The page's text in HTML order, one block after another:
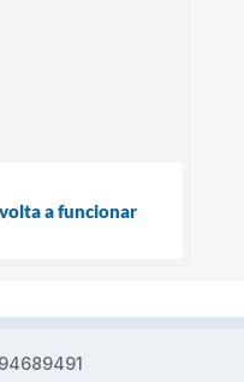
a funcionar